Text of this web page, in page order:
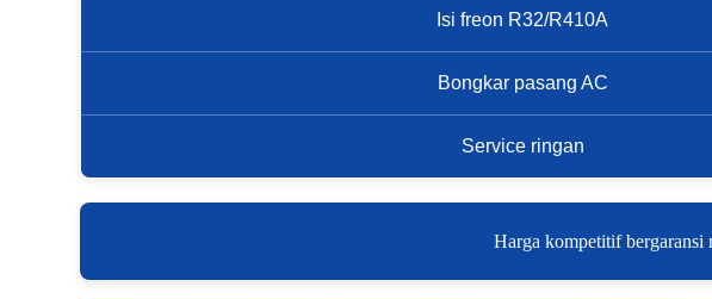
Isi freon R32/R410A
Bongkar pasang AC
Service ringan
Harga kompetitif